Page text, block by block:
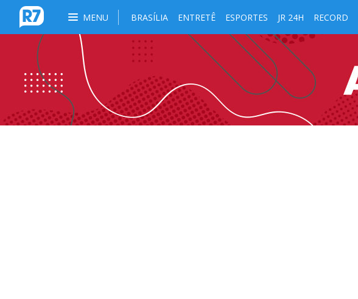
MENU BRASÍLIA ENTRETÊ ESPORTES JR 24H RECORD